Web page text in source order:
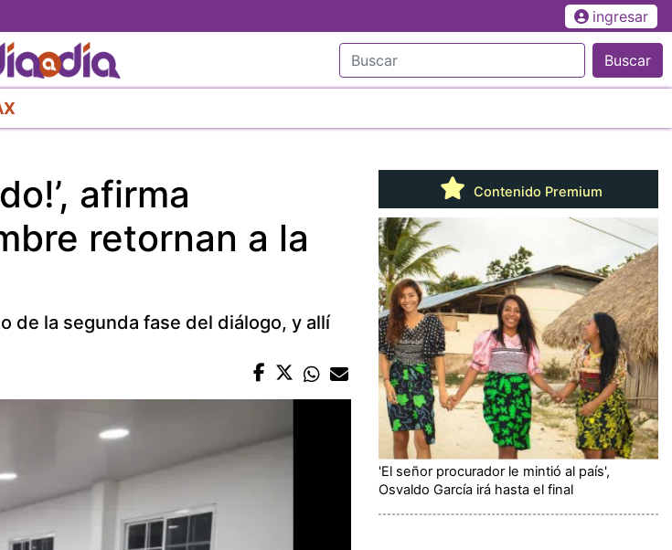
al
contenido
principal
ingresar
Buscar
afirma
retornan a la
de la segunda fase del diálogo, y allí
Contenido Premium
'El señor procurador le mintió al país',
Osvaldo García irá hasta el final